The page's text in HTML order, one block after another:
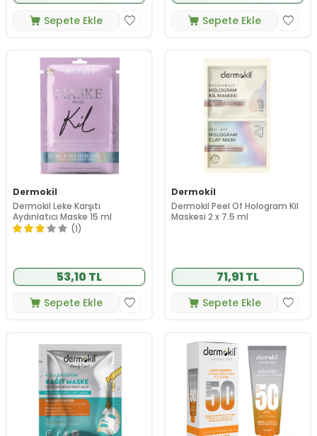
Sepete Ekle Sepete Ekle
Dermokil
Dermokil Leke Karşıtı
Aydınlatıcı Maske 15 ml
(1)
53,10 TL
Sepete Ekle
Dermokil
Dermokil Peel Of Hologram Kil
Maskesi 2 x 7.5 ml
71,91 TL
Sepete Ekle